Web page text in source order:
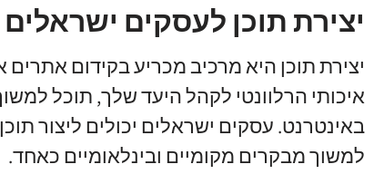
יצירת תוכן לעסקים ישראלים
יצירת תוכן היא מרכיב מכריע בקידום אתרים
איכותי הרלוונטי לקהל היעד שלך, תוכל
באינטרנט. עסקים ישראלים יכולים ליצור
למשוך מבקרים מקומיים ובינלאומיים כאחד.